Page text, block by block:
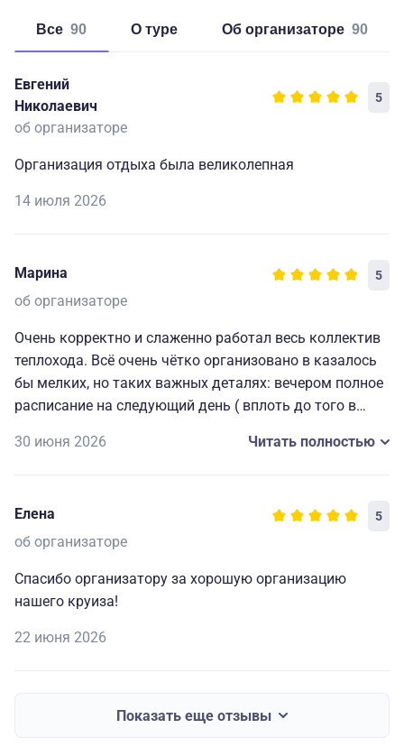
Все 90 о туре об организаторе 90
Евгений
Николаевич
5
об организаторе
Организация отдыха была великолепная
14 июля 2026
Марина 5
об организаторе
Очень корректно и слаженно работал весь коллектив
теплохода. Всё очень чётко организовано в казалось
бы мелких, но таких важных деталях: вечером полное
расписание на следующий день ( вплоть до того в
работающие наушники для экскурсий и т. д. Мелочи,
капитану и всему составу за прекрасно
организованный отдых.🥰
30 июня 2026 Читать полностью
Елена 5
об организаторе
Спасибо организатору за хорошую организацию
нашего круиза!
22 июня 2026
Показать еще отзывы